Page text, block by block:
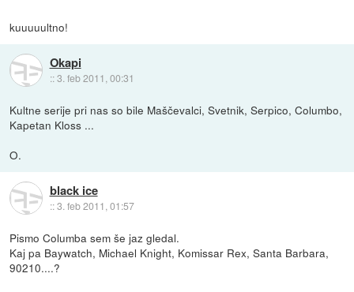
kuuuuultno!
Okapi
::3. feb 2011, 00:31
Kultne serije pri nas so bile Maščevalci, Svetnik, Serpico, Columbo,
Kapetan Kloss ...
O.
black ice
::3. feb 2011, 01:57
Pismo Columba sem še jaz gledal.
Kaj pa Baywatch, Michael Knight, Komissar Rex, Santa Barbara,
90210....?